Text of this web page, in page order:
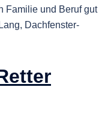
Familie und Beruf gut
Dachfenster-